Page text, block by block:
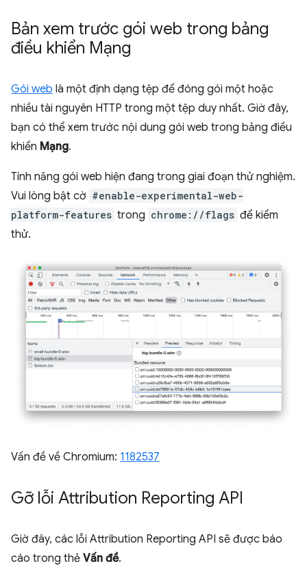
Bản xem trước gói web trong bảng
điều khiển Mạng
Gói web là một định dạng tệp để đóng gói một hoặc
nhiều tài nguyên HTTP trong một tệp duy nhất. Giờ đây,
bạn có thể xem trước nội dung gói web trong bảng điều
khiển Mạng.
Tính năng gói web hiện đang trong giai đoạn thử nghiệm.
Vui lòng bật cờ #enable-experimental-web-
platform-features trong chrome://flags để kiểm
thử.
Vấn đề về Chromium: 1182537
Gỡ lỗi Attribution Reporting API
Giờ đây, các lỗi Attribution Reporting API sẽ được báo
cáo trong thẻ Vấn đề.